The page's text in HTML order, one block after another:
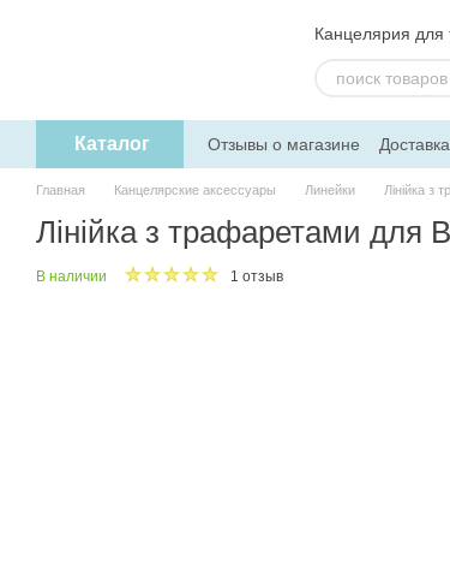
Канцелярия для
Каталог Отзывы о магазине
Пользовательское
Главная Канцелярские аксессуары Линейки Лінійка з
Лінійка з трафаретами для
В наличии 1 отзыв